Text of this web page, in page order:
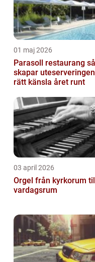
01 maj 2026
Parasoll restaurang så
skapar uteserveringen
rätt känsla året runt
03 april 2026
Orgel från kyrkorum till
vardagsrum